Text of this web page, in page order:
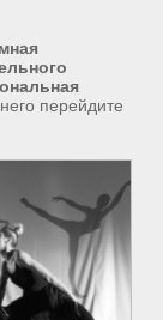
перейдите